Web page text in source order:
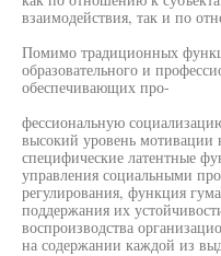
взаимодействия, так и по
Помимо традиционных
образовательного и
обеспечивающих про-
фессиональную
высокий уровень мотивации
специфические латентные
управления социальными
регулирования, функция
поддержания их
воспроизводства
на содержании каждой из